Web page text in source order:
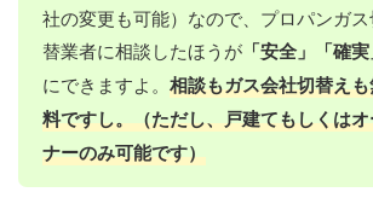
社の変更も可能）なので、プロパンガス
替業者に相談したほうが 「安全」「確実
にできますよ。 相談もガス会社切替え
料ですし。（ただし、戸建てもしくは
ナーのみ可能です）